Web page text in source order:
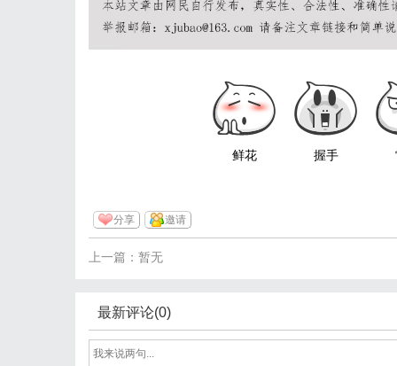
鲜花 握手
分享 邀请
上一篇：暂无
最新评论(0)